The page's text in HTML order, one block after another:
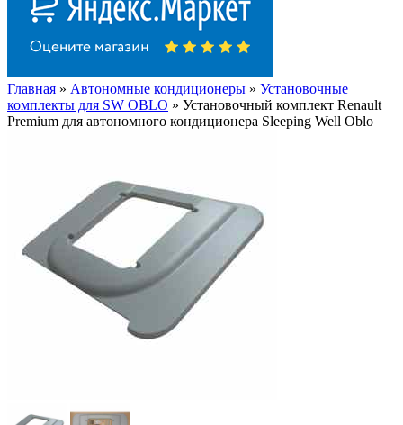
Главная » Автономные кондиционеры » Установочные
комплекты для SW OBLO » Установочный комплект Renault
Premium для автономного кондиционера Sleeping Well Oblo